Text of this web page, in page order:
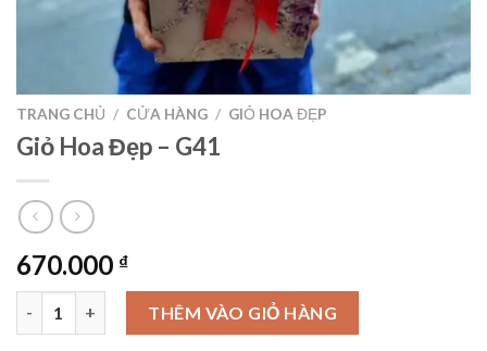
TRANG CHỦ / CỬA HÀNG / GIỎ HOA ĐẸP
Giỏ Hoa Đẹp – G41
670.000 ₫
Giỏ Hoa Đẹp – G41 số lượngTHÊM VÀO GIỎ HÀNG